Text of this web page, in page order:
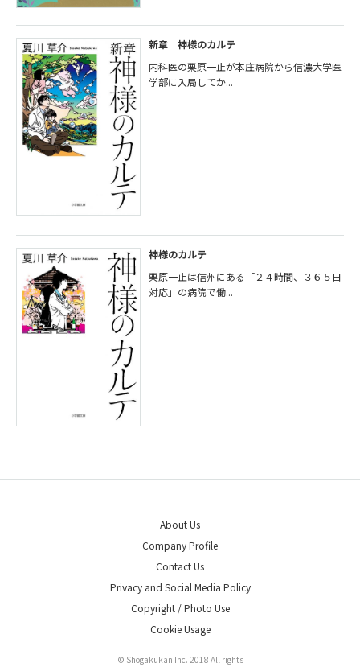
新章 神様のカルテ
内科医の栗原一止が本庄病院から信濃大学医
学部に入局してか...
神様のカルテ
栗原一止は信州にある「２４時間、３６５日
対応」の病院で働...
About Us
Company Profile
Contact Us
Privacy and Social Media Policy
Copyright / Photo Use
Cookie Usage
© Shogakukan Inc. 2018 All rights